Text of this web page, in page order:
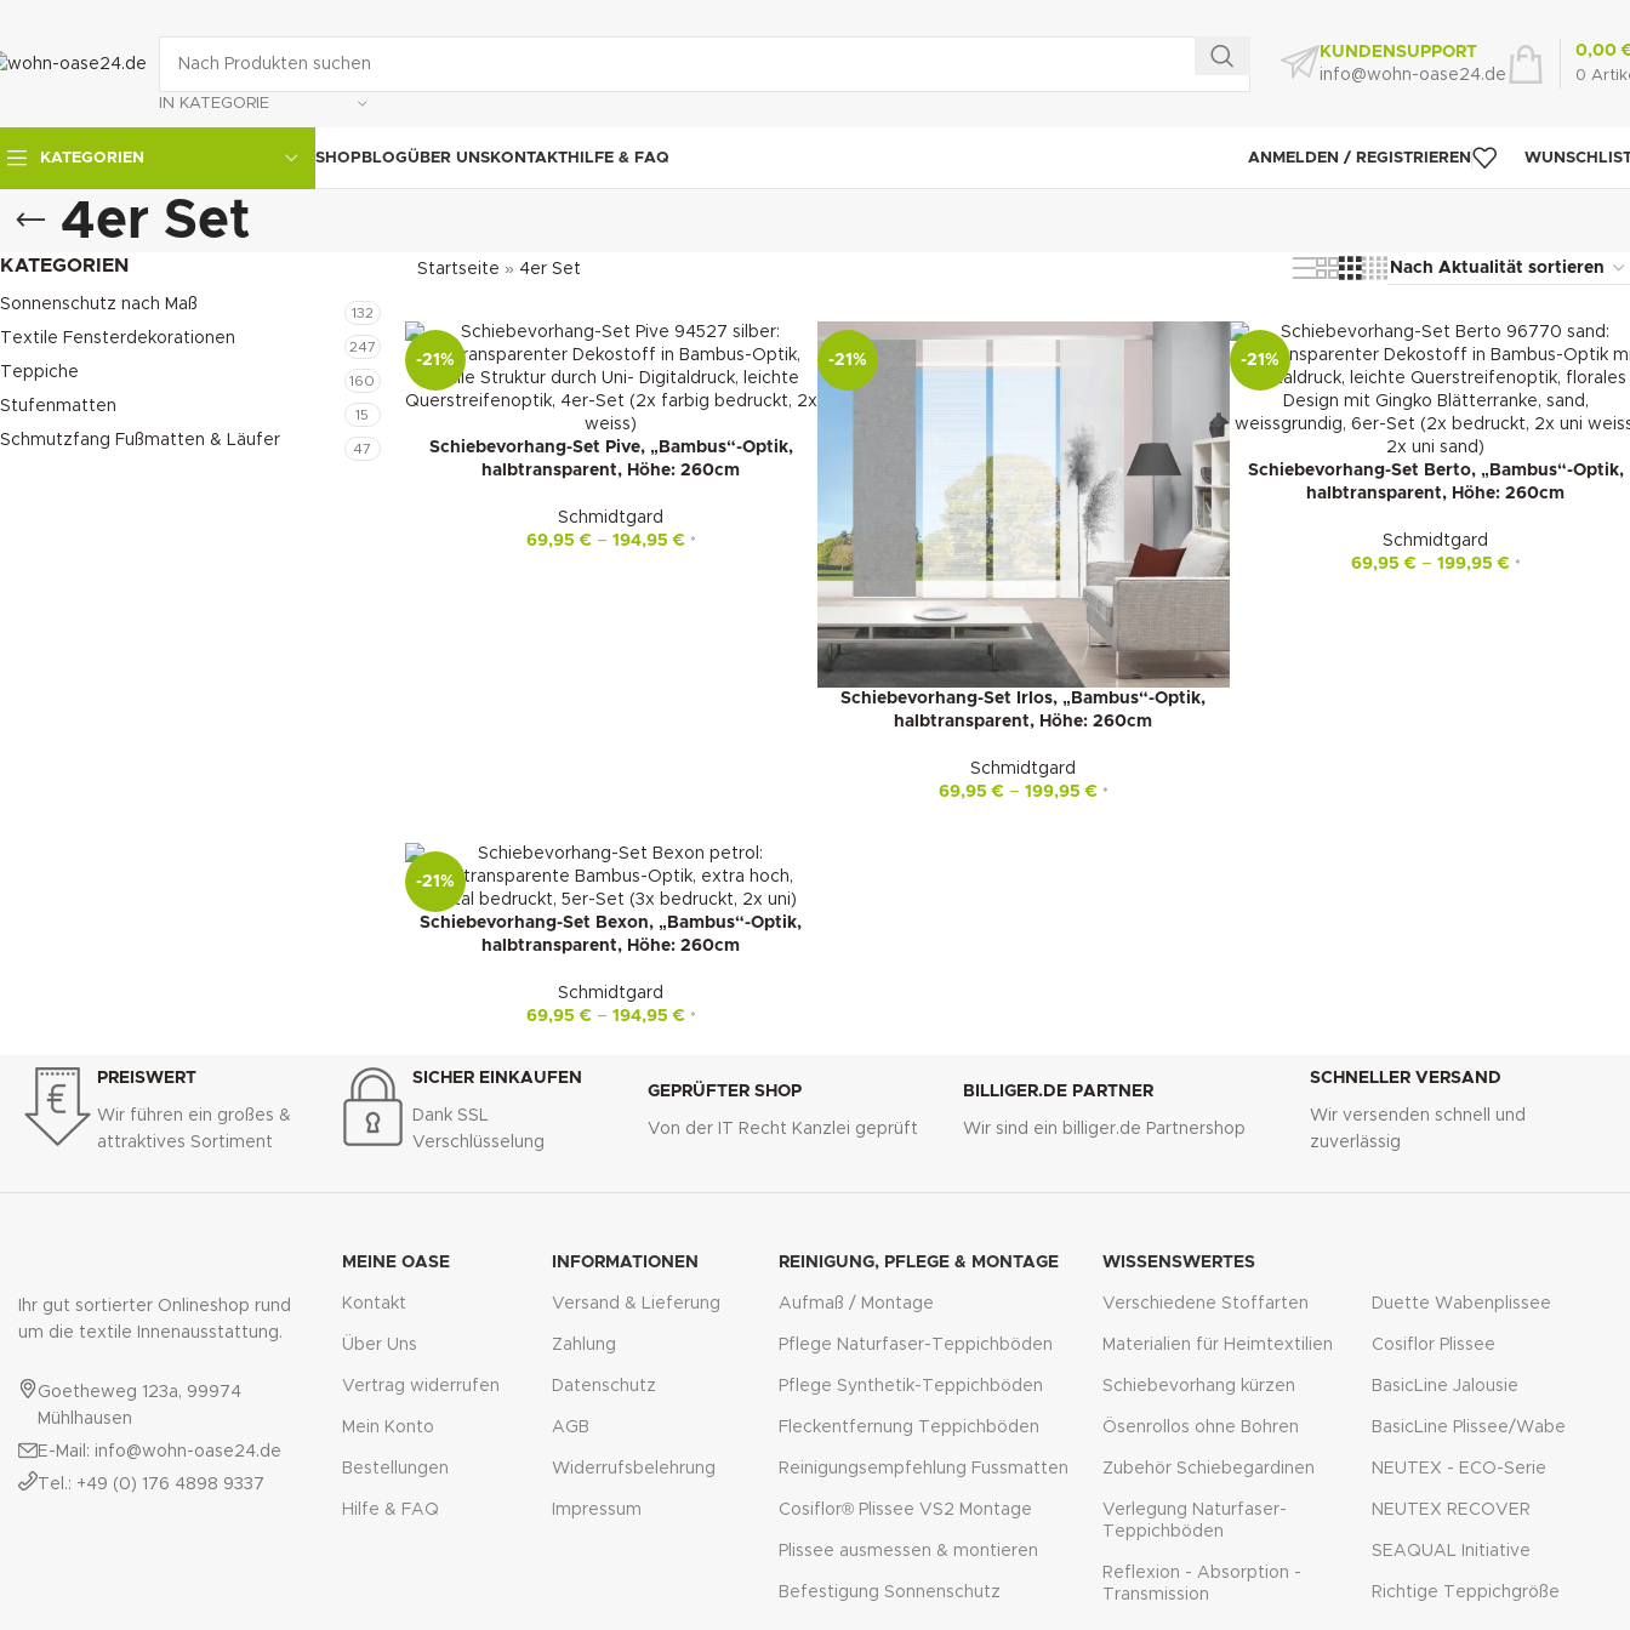
IN KATEGORIE
KUNDENSUPPORT
info@wohn-oase24.de
0
0,00
KATEGORIEN SHOPBLOGÜBER UNSKONTAKTHILFE & FAQ ANMELDEN / REGISTRIEREN
4er Set
KATEGORIEN
Sonnenschutz nach Maß 132
Textile Fensterdekorationen 247
Teppiche 160
Stufenmatten 15
Schmutzfang Fußmatten & Läufer 47
Startseite » 4er Set
-21%
Schiebevorhang-Set Pive, „Bambus“-Optik,
halbtransparent, Höhe: 260cm
Schmidtgard
69,95€– 194,95€ *
-21%
Schiebevorhang-Set Irlos, „Bambus“-Optik,
halbtransparent, Höhe: 260cm
Schmidtgard
69,95€– 199,95€ *
-21%
Schiebevorhang-Set Berto, „Bambus“-Optik,
halbtransparent, Höhe: 260cm
Schmidtgard
69,95€– 199,95€ *
-21%
Schiebevorhang-Set Bexon, „Bambus“-Optik,
halbtransparent, Höhe: 260cm
Schmidtgard
69,95€– 194,95€ *
PREISWERT
Wir führen ein großes &
attraktives Sortiment
SICHER EINKAUFEN
Dank SSL
Verschlüsselung
GEPRÜFTER SHOP
Von der IT Recht Kanzlei geprüft
BILLIGER.DE PARTNER
Wir sind ein billiger.de Partnershop
SCHNELLER VERSAND
Wir versenden schnell und
zuverlässig
Ihr gut sortierter Onlineshop rund
um die textile Innenausstattung.
Goetheweg 123a, 99974
Mühlhausen
E-Mail: info@wohn-oase24.de
Tel.: +49 (0) 176 4898 9337
MEINE OASE
Kontakt
Über Uns
Vertrag widerrufen
Mein Konto
Bestellungen
Hilfe & FAQ
INFORMATIONEN
Versand & Lieferung
Zahlung
Datenschutz
AGB
Widerrufsbelehrung
Impressum
REINIGUNG, PFLEGE & MONTAGE
Aufmaß / Montage
Pflege Naturfaser-Teppichböden
Pflege Synthetik-Teppichböden
Fleckentfernung Teppichböden
Reinigungsempfehlung Fussmatten
Cosiflor® Plissee VS2 Montage
Plissee ausmessen & montieren
Befestigung Sonnenschutz
WISSENSWERTES
Verschiedene Stoffarten
Materialien für Heimtextilien
Schiebevorhang kürzen
Ösenrollos ohne Bohren
Zubehör Schiebegardinen
Verlegung Naturfaser-
Teppichböden
Reflexion - Absorption -
Transmission
Duette Wabenplissee
Cosiflor Plissee
BasicLine Jalousie
BasicLine Plissee/Wabe
NEUTEX - ECO-Serie
NEUTEX RECOVER
SEAQUAL Initiative
Richtige Teppichgröße